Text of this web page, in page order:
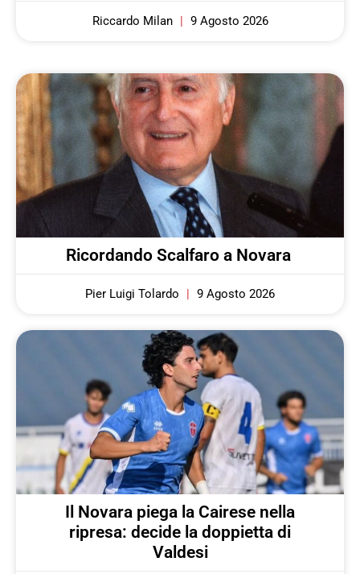
Riccardo Milan 9 Agosto 2026
Ricordando Scalfaro a Novara
Pier Luigi Tolardo 9 Agosto 2026
Il Novara piega la Cairese nella
ripresa: decide la doppietta di
Valdesi